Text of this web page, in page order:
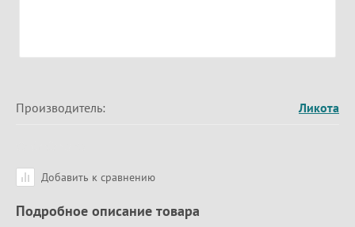
Производитель: Ликота
Добавить к сравнению
Подробное описание товара